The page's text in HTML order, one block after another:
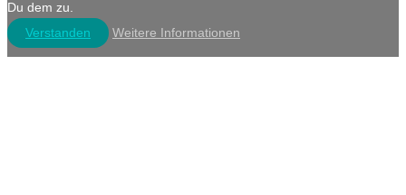
Du dem zu.
Verstanden
Weitere Informationen